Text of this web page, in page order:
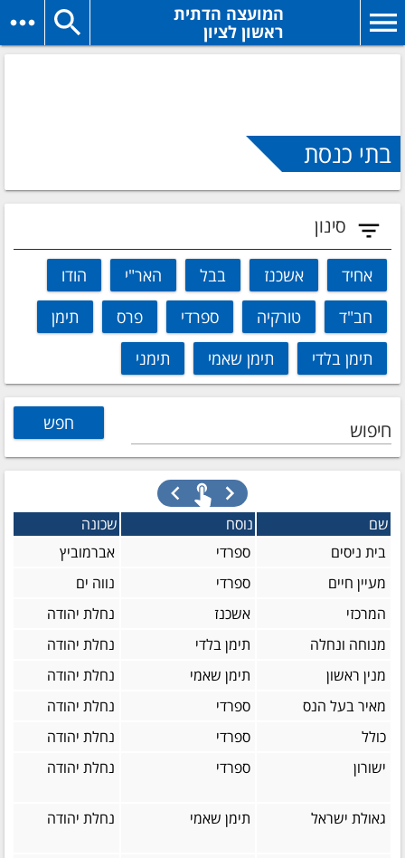
המועצה הדתית
ראשון לציון
בתי כנסת
סינון
אחיד אשכנז בבל האר"י
הודו
חב"ד
טורקיה ספרדי פרס
תימן
תימן בלדי
תימן שאמי תימני
חיפוש
שם נוסח
שכונה
בית ניסים
ספרדי
אברמוביץ
מעיין חיים
ספרדי
נווה ים
המרכזי
אשכנז
נחלת יהודה
מנוחה ונחלה
תימן בלדי
נחלת יהודה
מנין ראשון
תימן שאמי
נחלת יהודה
מאיר בעל הנס
ספרדי
נחלת יהודה
כולל
ספרדי
נחלת יהודה
ישורון
ספרדי נחלת יהודה
גאולת ישראל תימן שאמי נחלת יהודה